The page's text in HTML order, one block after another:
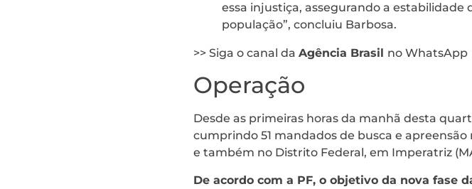
essa injustiça, assegurando a estabilidade
população”, concluiu Barbosa.
>> Siga o canal da Agência Brasil no WhatsApp
Operação
Desde as primeiras horas da manhã desta
cumprindo 51 mandados de busca e
e também no Distrito Federal, em Imperatriz
De acordo com a PF, o objetivo da nova fase